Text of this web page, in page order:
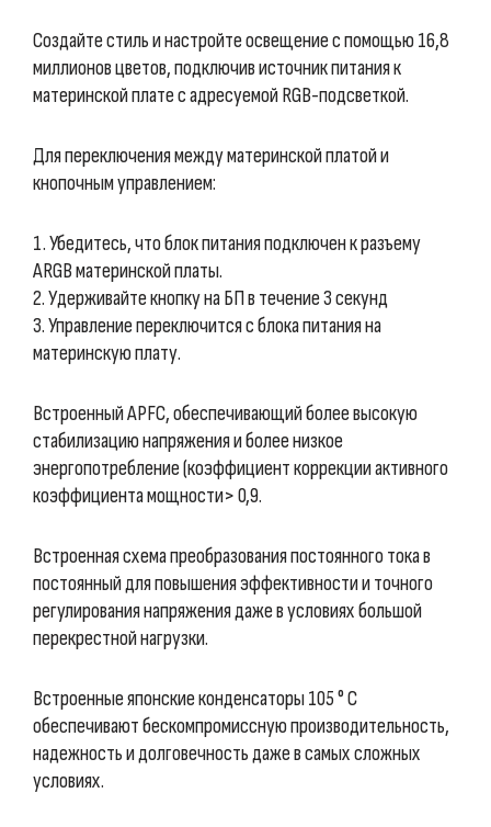
Создайте стиль и настройте освещение с помощью 16,8
миллионов цветов, подключив источник питания к
материнской плате с адресуемой RGB-подсветкой.
Для переключения между материнской платой и
кнопочным управлением:
1. Убедитесь, что блок питания подключен к разъему
ARGB материнской платы.
2. Удерживайте кнопку на БП в течение 3 секунд
3. Управление переключится с блока питания на
материнскую плату.
Встроенный APFC, обеспечивающий более высокую
стабилизацию напряжения и более низкое
энергопотребление (коэффициент коррекции активного
коэффициента мощности> 0,9.
Встроенная схема преобразования постоянного тока в
постоянный для повышения эффективности и точного
регулирования напряжения даже в условиях большой
перекрестной нагрузки.
Встроенные японские конденсаторы 105 ° C
обеспечивают бескомпромиссную производительность,
надежность и долговечность даже в самых сложных
условиях.